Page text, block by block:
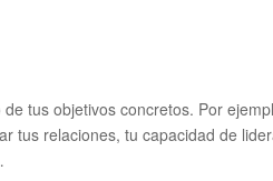
tus objetivos concretos. Por
tus relaciones, tu capacidad de